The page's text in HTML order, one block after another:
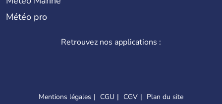
Météo pro
Retrouvez nos applications :
Mentions légales CGU CGV Plan du site